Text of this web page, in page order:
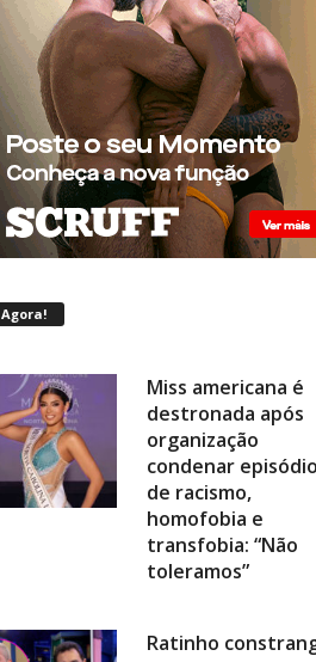
Agora!
destronada após
organização
condenar episódios
de racismo,
homofobia e
transfobia: “Não
toleramos”
cantor sertanejo